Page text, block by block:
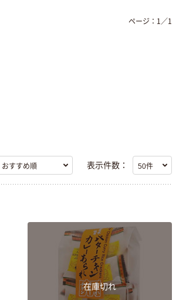
ページ： 1／1
表示件数：
在庫切れ